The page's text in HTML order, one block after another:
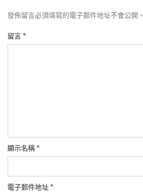
發佈留言必須填寫的電子郵件地址不會公開。
留言*
顯示名稱*
電子郵件地址*